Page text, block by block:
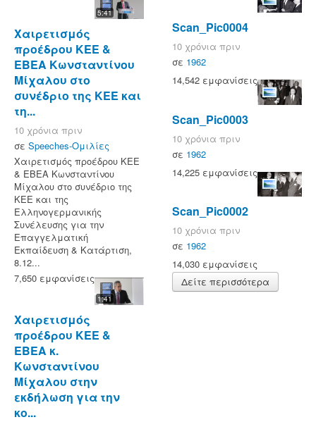
5:41
Χαιρετισμός
προέδρου ΚΕΕ &
ΕΒΕΑ Κωνσταντίνου
Μίχαλου στο
συνέδριο της ΚΕΕ και
τη...
10 χρόνια πριν
σε Speeches-Ομιλίες
Χαιρετισμός προέδρου ΚΕΕ
& ΕΒΕΑ Κωνσταντίνου
Μίχαλου στο συνέδριο της
ΚΕΕ και της
Ελληνογερμανικής
Συνέλευσης για την
Επαγγελματική
Εκπαίδευση & Κατάρτιση,
8.12...
7,650 εμφανίσεις
1:41
Χαιρετισμός
προέδρου ΚΕΕ &
ΕΒΕΑ κ.
Κωνσταντίνου
Μίχαλου στην
εκδήλωση για την
κο...
Scan_Pic0004
10 χρόνια πριν
σε 1962
14,542 εμφανίσεις
Scan_Pic0003
10 χρόνια πριν
σε 1962
14,225 εμφανίσεις
Scan_Pic0002
10 χρόνια πριν
σε 1962
14,030 εμφανίσεις
Δείτε περισσότερα